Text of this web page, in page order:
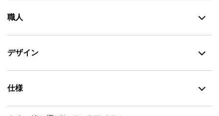
職人
デザイン
仕様